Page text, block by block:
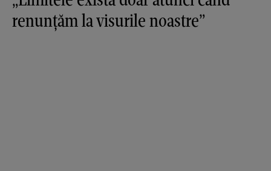
renunțăm la visurile noastre”